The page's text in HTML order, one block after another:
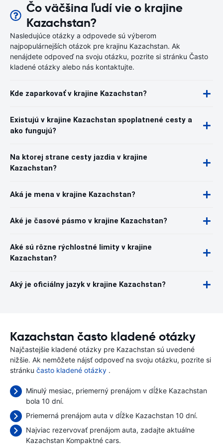
Čo väčšina ľudí vie o krajine
Kazachstan?
Nasledujúce otázky a odpovede sú výberom
najpopulárnejších otázok pre krajinu Kazachstan. Ak
nenájdete odpoveď na svoju otázku, pozrite si stránku Často
kladené otázky alebo nás kontaktujte.
Kde zaparkovať v krajine Kazachstan?
Existujú v krajine Kazachstan spoplatnené cesty a
ako fungujú?
Na ktorej strane cesty jazdia v krajine
Kazachstan?
Aká je mena v krajine Kazachstan?
Aké je časové pásmo v krajine Kazachstan?
Aké sú rôzne rýchlostné limity v krajine
Kazachstan?
Aký je oficiálny jazyk v krajine Kazachstan?
Kazachstan často kladené otázky
Najčastejšie kladené otázky pre Kazachstan sú uvedené
nižšie. Ak nemôžete nájsť odpoveď na svoju otázku, pozrite si
stránku často kladené otázky .
Minulý mesiac, priemerný prenájom v dĺžke Kazachstan
bola 10 dní.
Priemerná prenájom auta v dĺžke Kazachstan 10 dní.
Najviac rezervovať prenájom auta, zadajte aktuálne
Kazachstan Kompaktné cars.